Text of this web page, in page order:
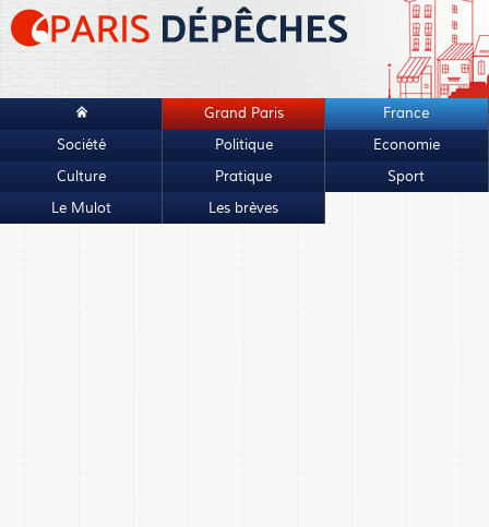
Grand Paris
France
Société
Politique
Economie
Culture
Pratique
Sport
Le Mulot
Les brèves